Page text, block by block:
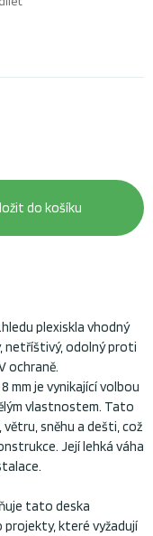
do košíku
plexiskla vhodný
netříštivý, odolný proti
ochraně.
mm je vynikající volbou
vlastnostem. Tato
sněhu a dešti, což
Její lehká váha
tato deska
projekty, které vyžadují